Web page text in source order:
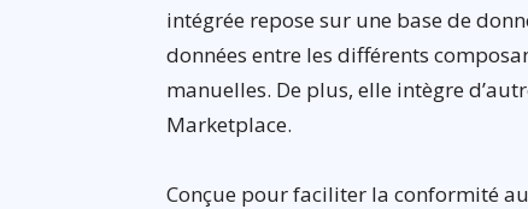
intégrée repose sur une base de
données entre les différents
manuelles. De plus, elle intègre
Marketplace.
Conçue pour faciliter la conformité